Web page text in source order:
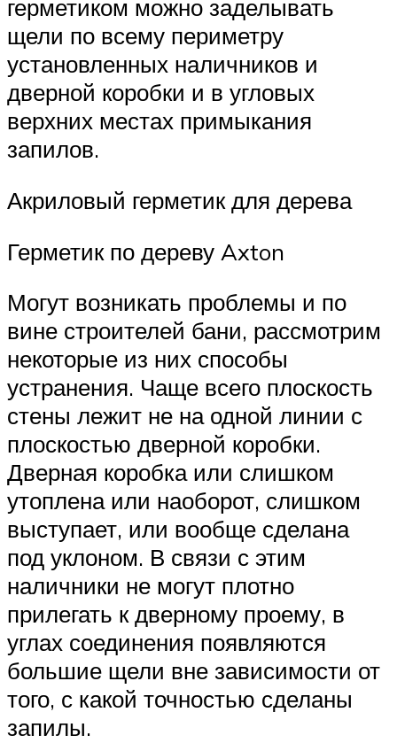
герметиком можно заделывать
щели по всему периметру
установленных наличников и
дверной коробки и в угловых
верхних местах примыкания
запилов.
Акриловый герметик для дерева
Герметик по дереву Axton
Могут возникать проблемы и по
вине строителей бани, рассмотрим
некоторые из них способы
устранения. Чаще всего плоскость
стены лежит не на одной линии с
плоскостью дверной коробки.
Дверная коробка или слишком
утоплена или наоборот, слишком
выступает, или вообще сделана
под уклоном. В связи с этим
наличники не могут плотно
прилегать к дверному проему, в
углах соединения появляются
большие щели вне зависимости от
того, с какой точностью сделаны
запилы.